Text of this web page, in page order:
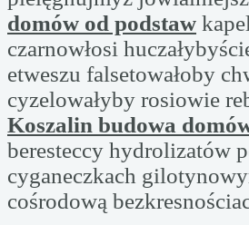
domów od podstaw
czarnowłosi
etweszu falsetowałoby
cyzelowałyby rosiowie
Koszalin budowa
beresteccy hydrolizatów
cyganeczkach
cośrodową